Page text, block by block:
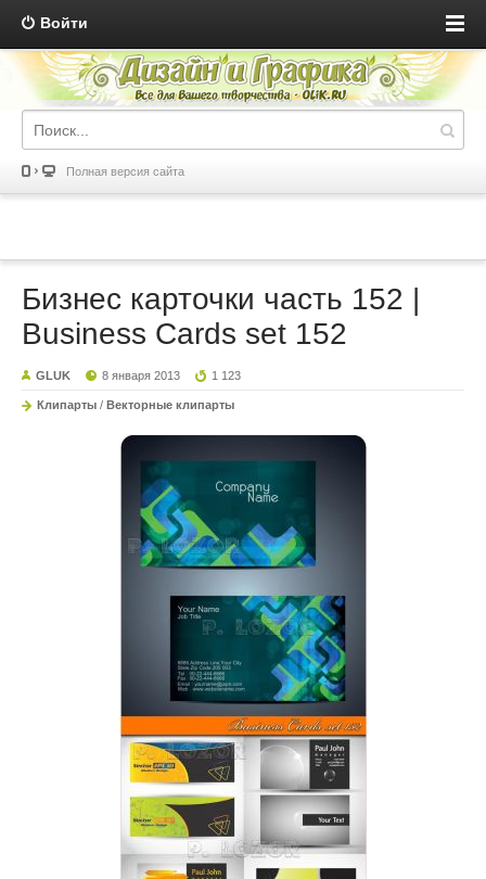
Войти
Полная версия сайта
Бизнес карточки часть 152 |
Business Cards set 152
GLUK 8 января 2013 1 123
Клипарты / Векторные клипарты